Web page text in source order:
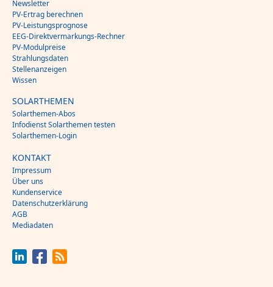
Newsletter
PV-Ertrag berechnen
PV-Leistungsprognose
EEG-Direktvermarkungs-Rechner
PV-Modulpreise
Strahlungsdaten
Stellenanzeigen
Wissen
SOLARTHEMEN
Solarthemen-Abos
Infodienst Solarthemen testen
Solarthemen-Login
KONTAKT
Impressum
Über uns
Kundenservice
Datenschutzerklärung
AGB
Mediadaten